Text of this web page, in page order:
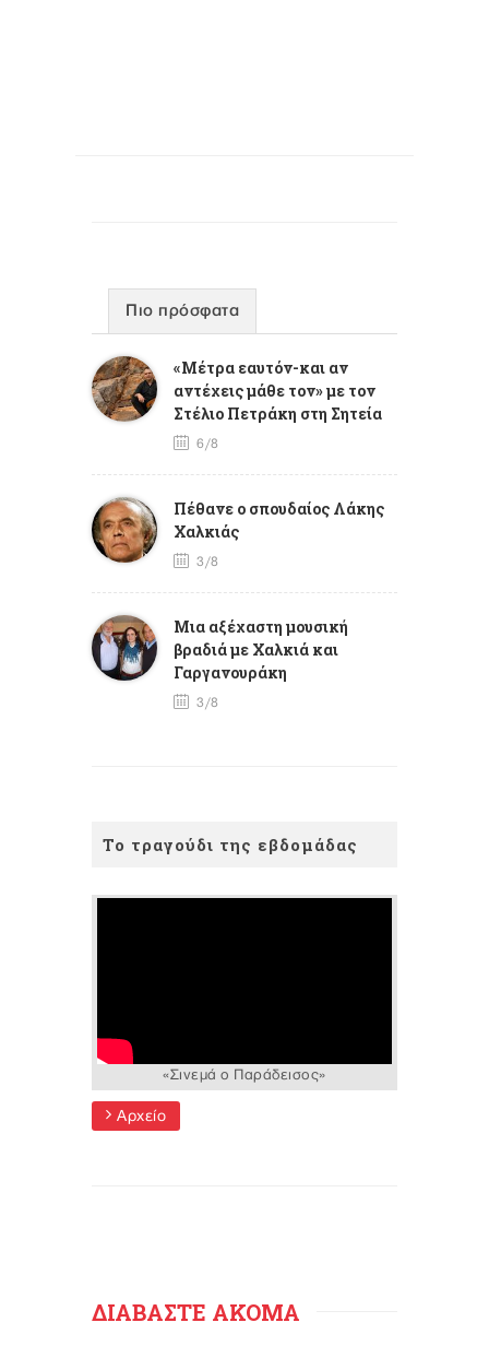
Πιο πρόσφατα
«Μέτρα εαυτόν-και αν
αντέχεις μάθε τον» με τον
Στέλιο Πετράκη στη Σητεία
6/8
Πέθανε ο σπουδαίος Λάκης
Χαλκιάς
3/8
Mια αξέχαστη μουσική
βραδιά με Χαλκιά και
Γαργανουράκη
3/8
Το τραγούδι της εβδομάδας
«Σινεμά ο Παράδεισος»
Αρχείο
ΔΙΑΒΑΣΤΕ ΑΚΟΜΑ